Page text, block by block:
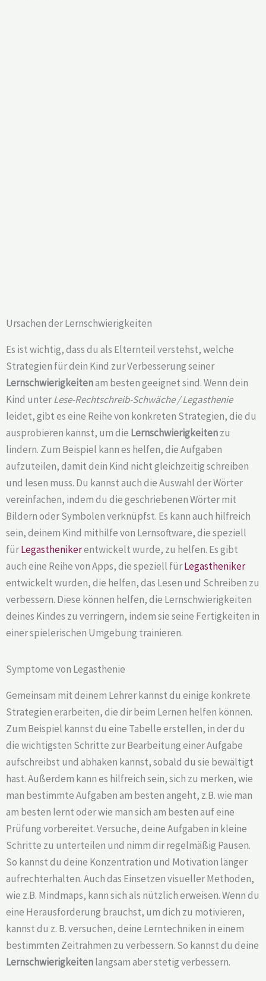
Ursachen der Lernschwierigkeiten
Es ist wichtig, dass du als Elternteil verstehst, welche
Strategien für dein Kind zur Verbesserung seiner
Lernschwierigkeitenam besten geeignet sind. Wenn dein
Kind unterLese-Rechtschreib-Schwäche / Legasthenie
leidet, gibt es eine Reihe von konkreten Strategien, die du
ausprobieren kannst, um die Lernschwierigkeitenzu
lindern. Zum Beispiel kann es helfen, die Aufgaben
aufzuteilen, damit dein Kind nicht gleichzeitig schreiben
und lesen muss. Du kannst auch die Auswahl der Wörter
vereinfachen, indem du die geschriebenen Wörter mit
Bildern oder Symbolen verknüpfst. Es kann auch hilfreich
sein, deinem Kind mithilfe von Lernsoftware, die speziell
fürLegasthenikerentwickelt wurde, zu helfen. Es gibt
auch eine Reihe von Apps, die speziell fürLegastheniker
entwickelt wurden, die helfen, das Lesen und Schreiben zu
verbessern. Diese können helfen, die Lernschwierigkeiten
deines Kindes zu verringern, indem sie seine Fertigkeiten in
einer spielerischen Umgebung trainieren.
Symptome von Legasthenie
Gemeinsam mit deinem Lehrer kannst du einige konkrete
Strategien erarbeiten, die dir beim Lernen helfen können.
Zum Beispiel kannst du eine Tabelle erstellen, in der du
die wichtigsten Schritte zur Bearbeitung einer Aufgabe
aufschreibst und abhaken kannst, sobald du sie bewältigt
hast. Außerdem kann es hilfreich sein, sich zu merken, wie
man bestimmte Aufgaben am besten angeht, z.B. wie man
am besten lernt oder wie man sich am besten auf eine
Prüfung vorbereitet. Versuche, deine Aufgaben in kleine
Schritte zu unterteilen und nimm dir regelmäßig Pausen.
So kannst du deine Konzentration und Motivation länger
aufrechterhalten. Auch das Einsetzen visueller Methoden,
wie z.B. Mindmaps, kann sich als nützlich erweisen. Wenn du
eine Herausforderung brauchst, um dich zu motivieren,
kannst du z. B. versuchen, deine Lerntechniken in einem
bestimmten Zeitrahmen zu verbessern. So kannst du deine
Lernschwierigkeitenlangsam aber stetig verbessern.